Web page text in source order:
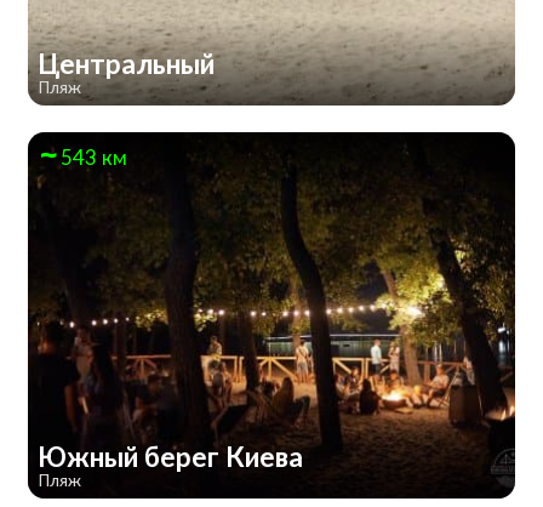
Центральный
Пляж
543 км
Южный берег Киева
Пляж